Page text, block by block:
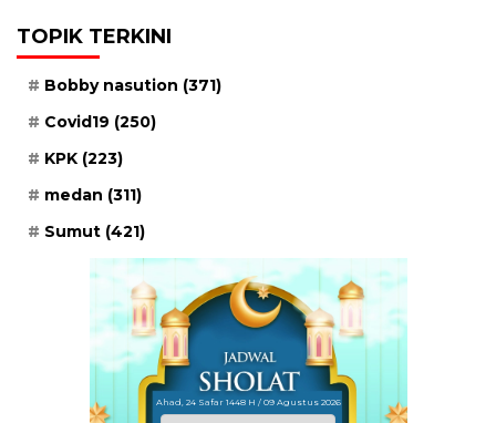
TOPIK TERKINI
Bobby nasution (371)
Covid19 (250)
KPK (223)
medan (311)
Sumut (421)
Ahad, 24 Safar 1448 H / 09 Agustus 2026